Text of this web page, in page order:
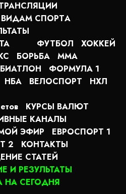
СПОРТA
ФУТБОЛ
ХОККЕЙ
БОРЬБА
MMA
БИАТЛОН
ФОРМУЛА 1
НБА ВЕЛОСПОРТ
НХЛ
КУРСЫ ВАЛЮТ
КАНАЛЫ
ЭФИР
ЕВРОСПОРТ 1
2
КОНТАКТЫ
СТАТЕЙ
И РЕЗУЛЬТАТЫ
НА СЕГОДНЯ